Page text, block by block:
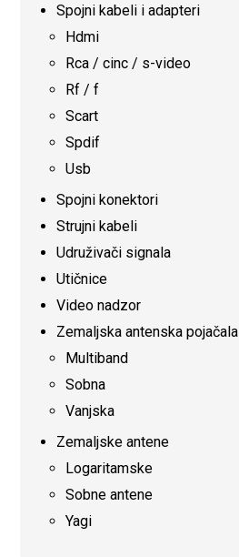
Spojni kabeli i adapteri
Hdmi
Rca / cinc / s-video
Rf / f
Scart
Spdif
Usb
Spojni konektori
Strujni kabeli
Udruživači signala
Utičnice
Video nadzor
Zemaljska antenska pojačala
Multiband
Sobna
Vanjska
Zemaljske antene
Logaritamske
Sobne antene
Yagi